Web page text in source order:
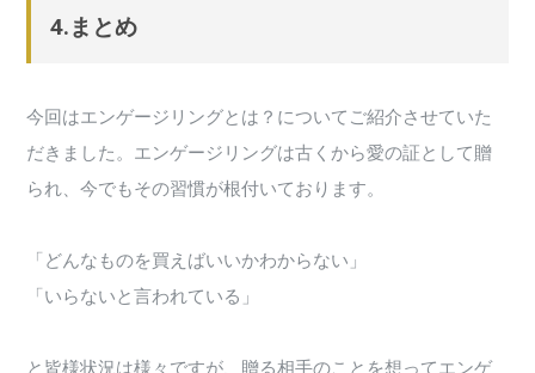
4.まとめ
今回はエンゲージリングとは？についてご紹介させていた
だきました。エンゲージリングは古くから愛の証として贈
られ、今でもその習慣が根付いております。
「どんなものを買えばいいかわからない」
「いらないと言われている」
と皆様状況は様々ですが、贈る相手のことを想ってエンゲ